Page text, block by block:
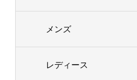
メンズ
レディース